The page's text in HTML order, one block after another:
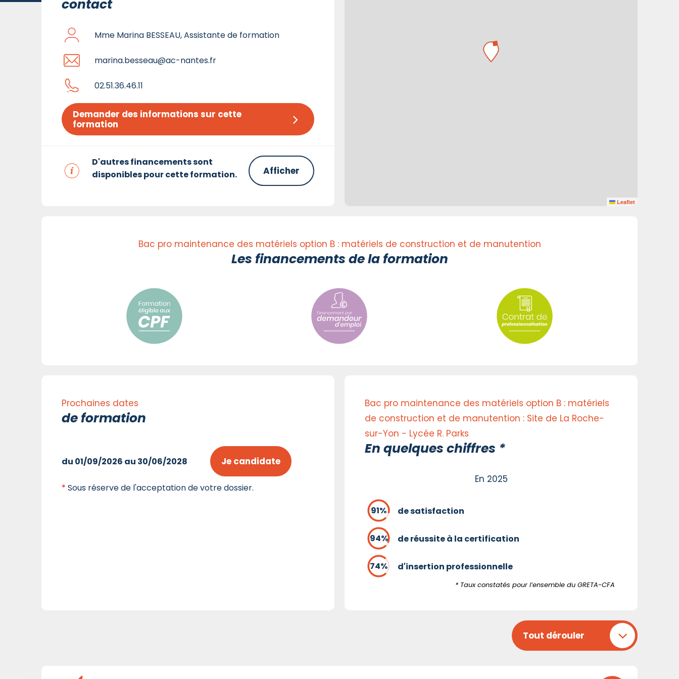
contact
Mme Marina BESSEAU, Assistante de formation
marina.besseau@ac-nantes.fr
02.51.36.46.11
Demander des informations sur cette
formation
D'autres financements sont
disponibles pour cette formation.
Afficher
Leaflet
Bac pro maintenance des matériels option B : matériels de construction et de manutention
Les financements de la formation
Prochaines dates
de formation
du 01/09/2026 au 30/06/2028 Je candidate
* Sous réserve de l'acceptation de votre dossier.
Bac pro maintenance des matériels option B : matériels
de construction et de manutention : Site de La Roche-
sur-Yon - Lycée R. Parks
En quelques chiffres *
En 2025
de satisfaction
de réussite à la certification
d'insertion professionnelle
* Taux constatés pour l’ensemble du GRETA-CFA
Tout dérouler